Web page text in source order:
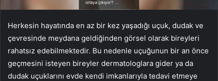
Herkesin hayatında en az bir kez yaşadığı uçuk, dudak ve
çevresinde meydana geldiğinden görsel olarak bireyleri
rahatsız edebilmektedir. Bu nedenle uçuğunun bir an önce
geçmesini isteyen bireyler dermatologlara gider ya da
dudak uçuklarını evde kendi imkanlarıyla tedavi etmeye